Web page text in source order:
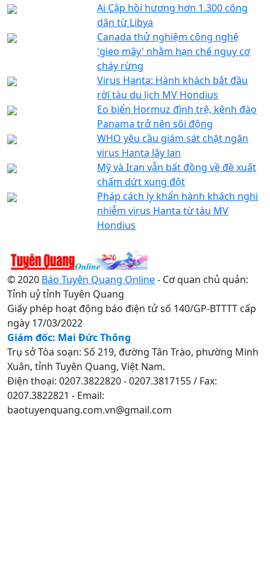
Ai Cập hồi hương hơn 1.300 công
dân từ Libya
Canada thử nghiệm công nghệ
'gieo mây' nhằm hạn chế nguy cơ
cháy rừng
Virus Hanta: Hành khách bắt đầu
rời tàu du lịch MV Hondius
Eo biển Hormuz đình trệ, kênh đào
Panama trở nên sôi động
WHO yêu cầu giám sát chặt ngăn
virus Hanta lây lan
Mỹ và Iran vẫn bất đồng về đề xuất
chấm dứt xung đột
Pháp cách ly khẩn hành khách nghi
nhiễm virus Hanta từ tàu MV
Hondius
© 2020 Báo Tuyên Quang Online- Cơ quan chủ quản:
Tỉnh uỷ tỉnh Tuyên Quang
Giấy phép hoạt động báo điện tử số 140/GP-BTTTT cấp
ngày 17/03/2022
Giám đốc: Mai Đức Thông
Trụ sở Tòa soạn: Số 219, đường Tân Trào, phường Minh
Xuân, tỉnh Tuyên Quang, Việt Nam.
Điện thoại: 0207.3822820 - 0207.3817155 / Fax:
0207.3822821 - Email:
baotuyenquang.com.vn@gmail.com